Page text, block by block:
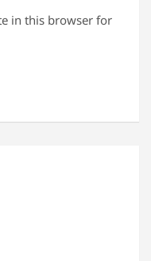
in this browser for